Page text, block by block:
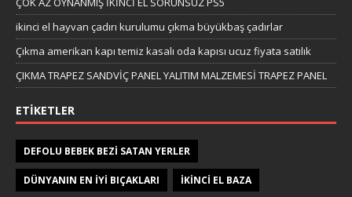
ikinci el hayvan çadırı kurulumu çıkma büyükbaş çadırlar
Çıkma amerikan kapı temiz kasalı oda kapısı ucuz fiyata satılık
ÇIKMA TRAPEZ SANDVİÇ PANEL YALITIM MALZEMESİ TRAPEZ PANEL
ETIKETLER
DEFOLU BEBEK BEZI SATAN YERLER
DÜNYANIN EN IYI BIÇAKLARI IKINCI EL BAZA